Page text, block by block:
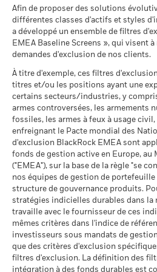
End of interactive chart.
Durant cette période, la
circonstances qui ne sont
*Le 15/déc./2022, le Fonds a
2016 2017
Rendement
total (%)
CNH
6,2
Indice de
référence
contrainte
1 (%) USD
3,0
La performance indiquée est
frais courants. Les frais d’entrée/de
dans le calcul.
Intermédiaire
Ce que vous
Rendement
Favorable
Ce que vous
Rendement
Le scénario de tension montre ce
dans des situations de marché
au -
MSCI - Contrevenants au
Pacte mondial des Nations
Unies
au -
MSCI - Charbon thermique
au -
MSCI - Sables bitumineux
au -
Données sur la
participation aux secteurs
d'activité
au -
Pourcentage des avoirs du
fonds à l'égard desquels
des données ne sont pas
disponibles
au -
Sustainability related
(en)
Sustainability related
BlackRock Global
- France)
BlackRock Global
(English)
BlackRock Global
- Belgium^France)
BlackRock Global
Addendum (French -
Afin de proposer des solutions
différentes classes d'actifs et styles
a développé un ensemble de filtres
EMEA Baseline Screens », qui visent
demandes d'exclusion de nos clients.
À titre d'exemple, ces filtres
titres et/ou les positions ayant une
certains secteurs/industries, y
armes controversées, les armements
fossiles, les armes à feux à usage
enfreignant le Pacte mondial des
d'exclusion BlackRock EMEA sont
fonds de gestion active en Europe, au
("EMEA"), sur la base de la règle "se
nos équipes de gestion de
structure de gouvernance produits.
stratégies indicielles durables dans la
travaille avec le fournisseur de ces
mêmes critères dans l'indice de
investisseurs sous mandats de
que des critères d'exclusion
filtres d'exclusion. La définition des
intégration à des fonds durables est